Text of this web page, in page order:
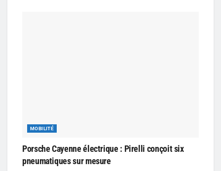
MOBILITÉ
Porsche Cayenne électrique : Pirelli conçoit six
pneumatiques sur mesure